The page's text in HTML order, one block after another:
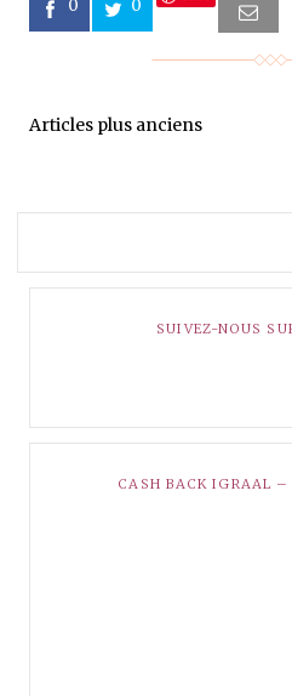
0 0
Articles plus anciens
SUIVEZ-NOUS
CASH BACK IGRAAL –